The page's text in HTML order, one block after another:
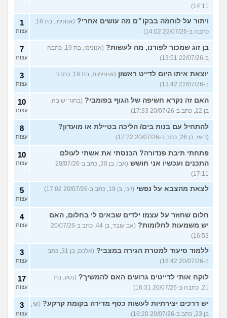
14:11)
ויתור על לוחמה בבקו״ם מה עושים אחרי?
כתבה ב-22/07/26 14:02)
1
עצות
בן זוג שמכור לפורנו, מה לעשות?
(אנונימי, בת 19, כתבה
ב-22/07/26 13:51)
7
עצות
יוצאת איתו היום לדייט ראשון
(אנונימית, בת 18, כתבה
ב-22/07/26 13:42)
3
עצות
האם זה נקרא חשיפה של הגוף בפומבי? (בחור ישיבה,
בן 22, כתב ב-20/07/26 17:33)
10
עצות
להתחיל עם בנות בים/ הליכה בטיילת או מועדון?
(רואי, בן 26, כתב ב-20/07/26 17:22)
8
עצות
פתחתי תיבת פנדורה? הכנסתי את אשתי לעולם
התכנים ועכשיו אני חושש
(אבי, בן 30, כתב ב-20/07/26
17:11)
10
עצות
לצאת מהצבא על נפשי (יוני, בן 19, כתב ב-20/07/26 17:02) 5
עצות
חלום שחוזר על עצמו ילדים שבאים לי בחלום, האם
יש משמעות לחלומות?
(אב עובד, בן 44, כתב ב-20/07/26
16:53)
4
עצות
ללמוד סיעוד למטרת הגירה במצבי?
(אלכס, בן 31, כתב
ב-20/07/26 16:42)
3
עצות
לוקח אותי לדייטים גרועים האם להמשיך? (נטע, בת
21, כתבה ב-20/07/26 16:31)
17
עצות
יש דרכים יצירתיות לעשות כסף מדירה בקומת קרקע? (שי,
בן 23, כתב ב-20/07/26 16:20)
3
עצות